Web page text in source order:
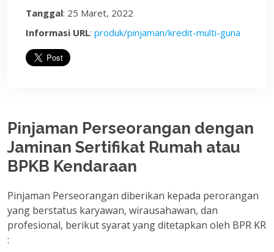
Tanggal: 25 Maret, 2022
Informasi URL: produk/pinjaman/kredit-multi-guna
Pinjaman Perseorangan dengan
Jaminan Sertifikat Rumah atau
BPKB Kendaraan
Pinjaman Perseorangan diberikan kepada perorangan
yang berstatus karyawan, wirausahawan, dan
profesional, berikut syarat yang ditetapkan oleh BPR KR
: